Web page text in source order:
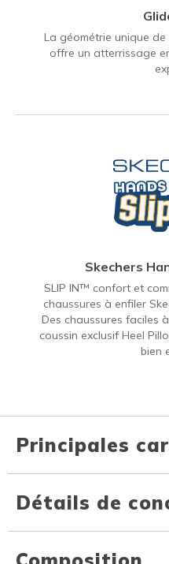
La géométrie unique
offre un atterrissage
Skechers
SLIP IN™ confort et
chaussures à enfiler
Des chaussures faciles
coussin exclusif Heel
bien
Principales
Détails de